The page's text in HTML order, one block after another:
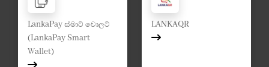
LankaPay ස්මාට් වොලට්
(LankaPay Smart
Wallet)
LANKAQR